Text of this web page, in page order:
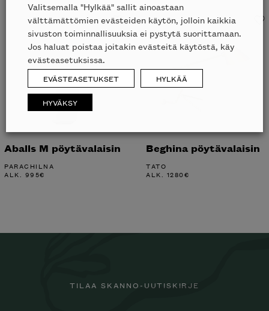
Aballs M pöytävalaisin
PARACHILNA
ALK. 995€
Beghina pöytävalaisin
TATO
ALK. 1280€
TILAA SKANNO-UUTISKIRJE
Valitsemalla "Hylkää" sallit ainoastaan
välttämättömien evästeiden käytön, jolloin kaikkia
sivuston toiminnallisuuksia ei pystytä suorittamaan.
Jos haluat poistaa joitakin evästeitä käytöstä, käy
evästeasetuksissa.
EVÄSTEASETUKSET HYLKÄÄ
HYVÄKSY